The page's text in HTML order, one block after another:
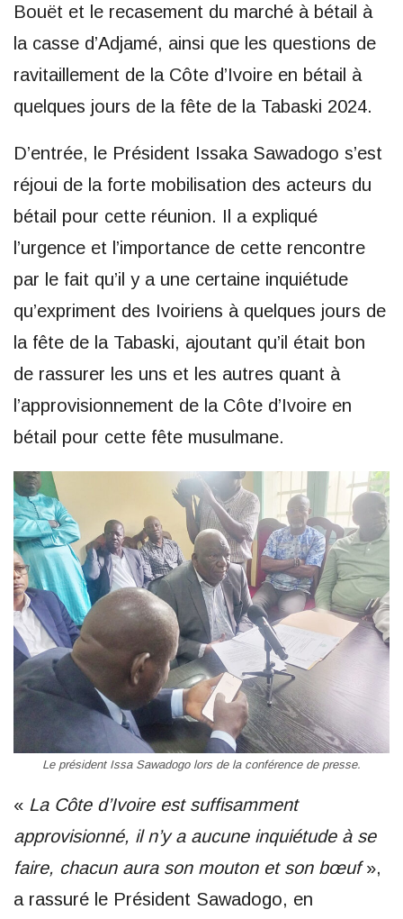
Bouët et le recasement du marché à bétail à
la casse d’Adjamé, ainsi que les questions de
ravitaillement de la Côte d’Ivoire en bétail à
quelques jours de la fête de la Tabaski 2024.
D’entrée, le Président Issaka Sawadogo s’est
réjoui de la forte mobilisation des acteurs du
bétail pour cette réunion. Il a expliqué
l’urgence et l’importance de cette rencontre
par le fait qu’il y a une certaine inquiétude
qu’expriment des Ivoiriens à quelques jours de
la fête de la Tabaski, ajoutant qu’il était bon
de rassurer les uns et les autres quant à
l’approvisionnement de la Côte d’Ivoire en
bétail pour cette fête musulmane.
Le président Issa Sawadogo lors de la conférence de presse.
« La Côte d’Ivoire est suffisamment
approvisionné, il n’y a aucune inquiétude à se
faire, chacun aura son mouton et son bœuf»,
a rassuré le Président Sawadogo, en